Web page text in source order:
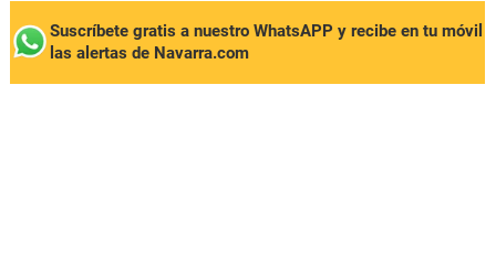
Suscríbete gratis a nuestro WhatsAPP y recibe en tu móvil
las alertas de Navarra.com